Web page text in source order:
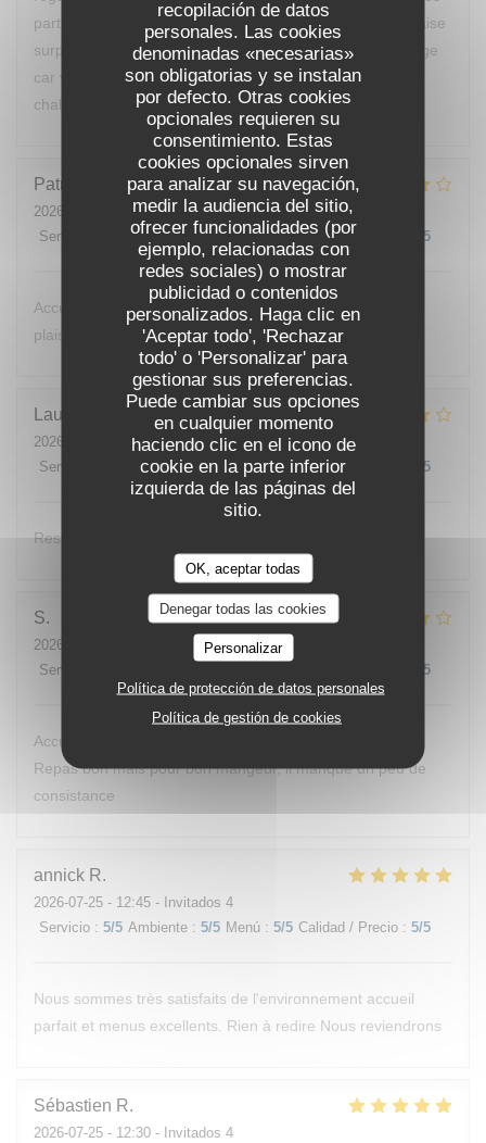
recopilación de datos
personales. Las cookies
denominadas «necesarias»
son obligatorias y se instalan
por defecto. Otras cookies
opcionales requieren su
consentimiento. Estas
cookies opcionales sirven
para analizar su navegación,
medir la audiencia del sitio,
ofrecer funcionalidades (por
ejemplo, relacionadas con
redes sociales) o mostrar
publicidad o contenidos
personalizados. Haga clic en
'Aceptar todo', 'Rechazar
todo' o 'Personalizar' para
gestionar sus preferencias.
Puede cambiar sus opciones
en cualquier momento
haciendo clic en el icono de
cookie en la parte inferior
izquierda de las páginas del
sitio.
OK, aceptar todas
Denegar todas las cookies
Personalizar
Política de protección de datos personales
Política de gestión de cookies
partis avant le dessert de peur d’avoir encore une mauvaise
surprise. Vous devriez changer de cuisinier c’est dommage
car votre restaurant est bien placé et votre accueil était
chaleureux.
Patrick
2026-07-24
- 12:00 - Invitados 1
Servicio
Ambiente : 4/5 Menú: 4/5 Calidad / Precio /5
Accueil très agréable,. Je reviendrai avec beaucoup de
plaisir.
Laurent
2026-07-25
- 20:00 - Invitados 2
Servicio
Ambiente: 4/5 Menú: 4/5 Calidad / Precio /5
Restaurant au bord de l’eau. Très bon accueil.
S
2026-07-26
- 12:00 - Invitados 3
Servicio
/5
Accueil sympathique et souriant Terrasse accueiillante
Repas bon mais pour bon mangeur, il manque un peu de
consistance
annick R
2026-07-25 - 12:45 - Invitados 4
Servicio : 5/5 Ambiente : 5/5 Menú : 5/5 Calidad / Precio : 5/5
Nous sommes très satisfaits de l'environnement accueil
parfait et menus excellents. Rien à redire Nous reviendrons
Sébastien R
2026-07-25 - 12:30 - Invitados 4